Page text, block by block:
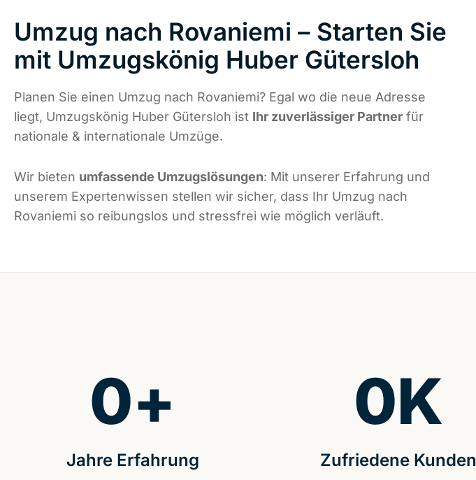
Umzug nach Rovaniemi – Starten Sie
mit Umzugskönig Huber Gütersloh
Planen Sie einen Umzug nach Rovaniemi? Egal wo die neue Adresse
liegt, Umzugskönig Huber Gütersloh ist Ihr zuverlässiger Partner für
nationale & internationale Umzüge.
Wir bieten umfassende Umzugslösungen: Mit unserer Erfahrung und
unserem Expertenwissen stellen wir sicher, dass Ihr Umzug nach
Rovaniemi so reibungslos und stressfrei wie möglich verläuft.
Jahre Erfahrung
0+
Zufriedene Kunden
0K